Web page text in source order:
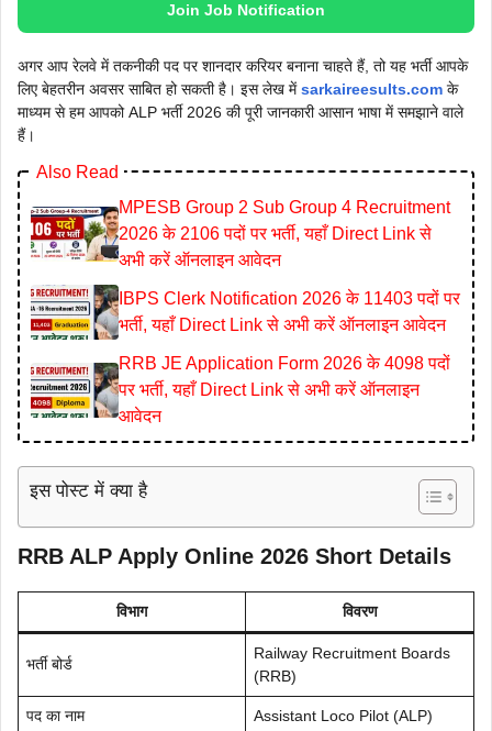
Join Job Notification
अगर आप रेलवे में तकनीकी पद पर शानदार करियर बनाना चाहते हैं, तो यह भर्ती आपके
लिए बेहतरीन अवसर साबित हो सकती है। इस लेख मेंsarkaireesults.com के
माध्यम से हम आपको ALP भर्ती 2026 की पूरी जानकारी आसान भाषा में समझाने वाले
हैं।
Also Read
MPESB Group 2 Sub Group 4 Recruitment
2026 के 2106 पदों पर भर्ती, यहाँ Direct Link से
अभी करें ऑनलाइन आवेदन
IBPS Clerk Notification 2026 के 11403 पदों पर
भर्ती, यहाँ Direct Link से अभी करें ऑनलाइन आवेदन
RRB JE Application Form 2026 के 4098 पदों
पर भर्ती, यहाँ Direct Link से अभी करें ऑनलाइन
आवेदन
इस पोस्ट में क्या है
RRB ALP Apply Online 2026 Short Details
विभाग विवरण
भर्ती बोर्ड
Railway Recruitment Boards
(RRB)
पद का नाम Assistant Loco Pilot (ALP)